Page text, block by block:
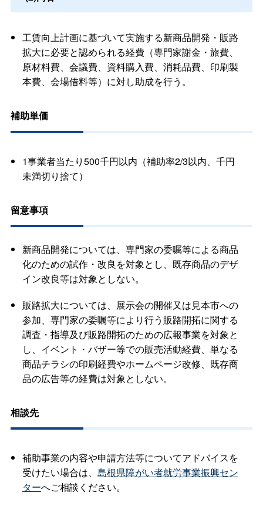
工賃向上計画に基づいて実施する新商品開発・販路
拡大に必要と認められる経費（専門家謝金・旅費、
原材料費、会議費、資料購入費、消耗品費、印刷製
本費、会場借料等）に対し助成を行う。
補助単価
1事業者当たり500千円以内（補助率2/3以内、千円
未満切り捨て）
留意事項
新商品開発については、専門家の委嘱等による商品
化のための試作・改良を対象とし、既存商品のデザ
イン改良等は対象としない。
販路拡大については、展示会の開催又は見本市への
参加、専門家の委嘱等により行う販路開拓に関する
調査・指導及び販路開拓のための広報事業を対象と
し、イベント・バザー等での販売活動経費、単なる
商品チラシの印刷経費やホームページ改修、既存商
品の広告等の経費は対象としない。
相談先
補助事業の内容や申請方法等についてアドバイスを
受けたい場合は、 島根県障がい者就労事業振興セン
ターへご相談ください。